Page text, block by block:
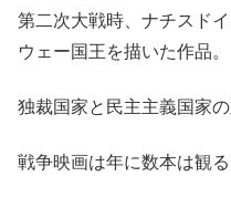
第二次大戦時、ナチスド
ウェー国王を描いた作品。
独裁国家と民主主義国家の
戦争映画は年に数本は観る